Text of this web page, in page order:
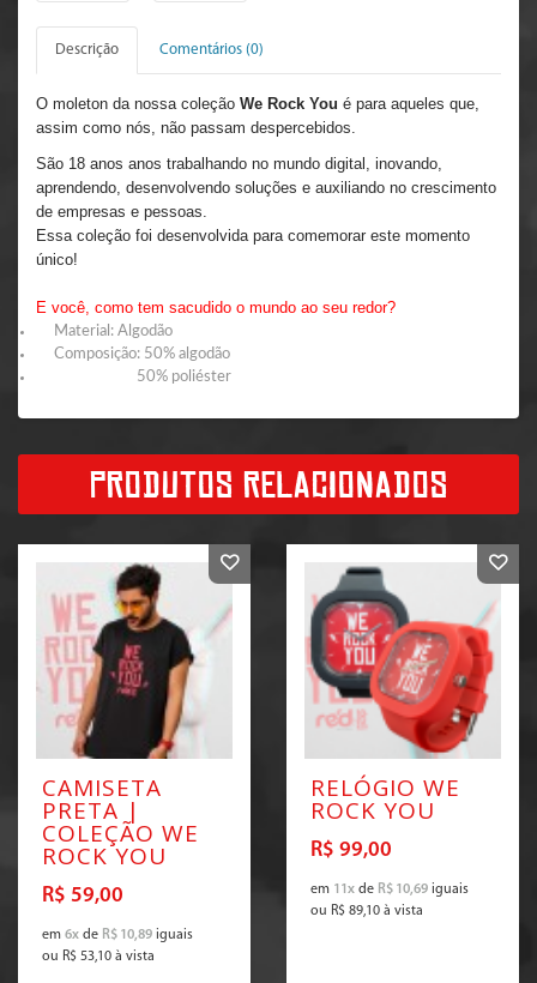
Descrição Comentários (0)
O moleton da nossa coleção We Rock You é para aqueles que,
assim como nós, não passam despercebidos.
São 18 anos anos trabalhando no mundo digital, inovando,
aprendendo, desenvolvendo soluções e auxiliando no crescimento
de empresas e pessoas.
Essa coleção foi desenvolvida para comemorar este momento
único!
E você, como tem sacudido o mundo ao seu redor?
Material: Algodão
Composição: 50% algodão
50% poliéster
PRODUTOS RELACIONADOS
CAMISETA
PRETA |
COLEÇÃO WE
ROCK YOU
R$ 59,00
em 6x de R$ 10,89 iguais
ou R$ 53,10 à vista
RELÓGIO WE
ROCK YOU
R$ 99,00
em 11x de R$ 10,69 iguais
ou R$ 89,10 à vista